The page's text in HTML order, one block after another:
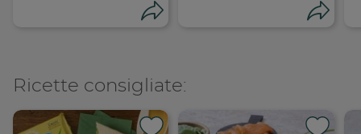
Ricette consigliate: